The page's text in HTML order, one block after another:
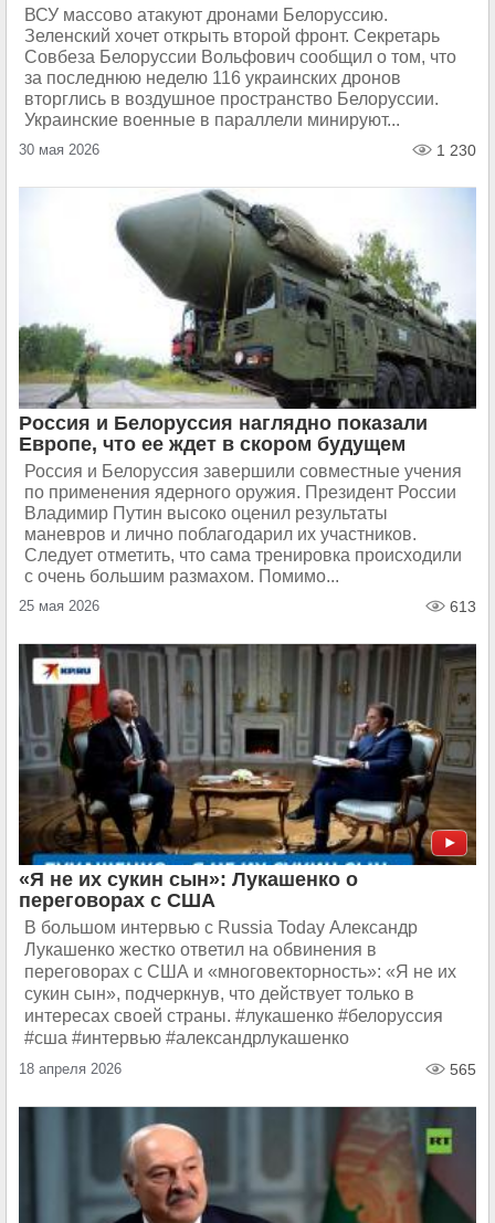
ВСУ массово атакуют дронами Белоруссию.
Зеленский хочет открыть второй фронт. Секретарь
Совбеза Белоруссии Вольфович сообщил о том, что
за последнюю неделю 116 украинских дронов
вторглись в воздушное пространство Белоруссии.
Украинские военные в параллели минируют...
30 мая 2026 1 230
Россия и Белоруссия наглядно показали
Европе, что ее ждет в скором будущем
Россия и Белоруссия завершили совместные учения
по применения ядерного оружия. Президент России
Владимир Путин высоко оценил результаты
маневров и лично поблагодарил их участников.
Следует отметить, что сама тренировка происходили
с очень большим размахом. Помимо...
25 мая 2026 613
«Я не их сукин сын»: Лукашенко о
переговорах с США
В большом интервью с Russia Today Александр
Лукашенко жестко ответил на обвинения в
переговорах с США и «многовекторность»: «Я не их
сукин сын», подчеркнув, что действует только в
интересах своей страны. #лукашенко #белоруссия
#сша #интервью #александрлукашенко
18 апреля 2026 565